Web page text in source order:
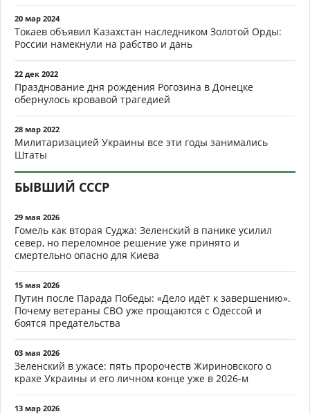
20 мар 2024
Токаев объявил Казахстан наследником Золотой Орды:
России намекнули на рабство и дань
22 дек 2022
Празднование дня рождения Рогозина в Донецке
обернулось кровавой трагедией
28 мар 2022
Милитаризацией Украины все эти годы занимались
Штаты
БЫВШИЙ СССР
29 мая 2026
Гомель как вторая Суджа: Зеленский в панике усилил
север, но переломное решение уже принято и
смертельно опасно для Киева
15 мая 2026
Путин после Парада Победы: «Дело идёт к завершению».
Почему ветераны СВО уже прощаются с Одессой и
боятся предательства
03 мая 2026
Зеленский в ужасе: пять пророчеств Жириновского о
крахе Украины и его личном конце уже в 2026-м
13 мар 2026